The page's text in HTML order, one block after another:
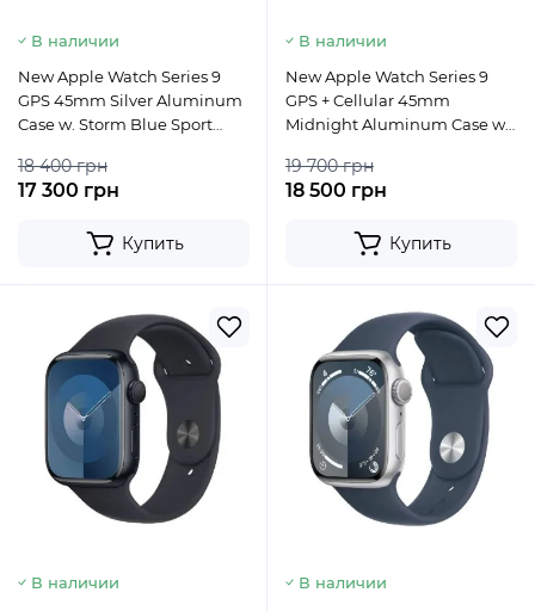
В наличии
New Apple Watch Series 9
GPS 45mm Silver Aluminum
Case w. Storm Blue Sport
18 400 грн
17 300 грн
Купить
В наличии
New Apple Watch Series 9
GPS + Cellular 45mm
Midnight Aluminum Case w.
19 700 грн
18 500 грн
Купить
В наличии
В наличии